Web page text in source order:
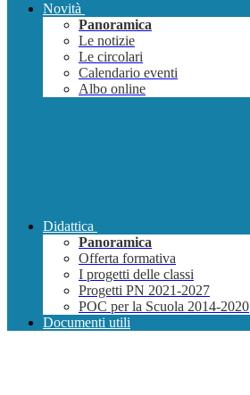
Novità
Panoramica
Le notizie
Le circolari
Calendario eventi
Albo online
Didattica
Panoramica
Offerta formativa
I progetti delle classi
Progetti PN 2021-2027
POC per la Scuola 2014-2020
Documenti utili